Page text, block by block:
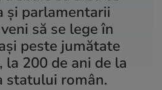
și parlamentarii
să se lege în
peste jumătate
la 200 de ani de la
statului român.